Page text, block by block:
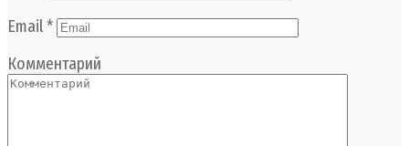
Email*
Комментарий